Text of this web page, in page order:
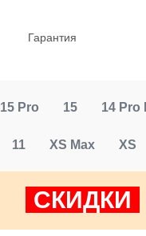
Гарантия
15 Pro 15 14 Pro
11 XS Max XS
СКИДКИ